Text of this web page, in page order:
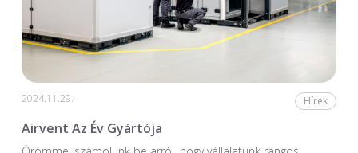
2024.11.29. Hírek
Airvent Az Év Gyártója